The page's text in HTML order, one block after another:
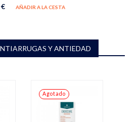
AÑADIR A LA CESTA
Y ANTIEDAD
Agotado